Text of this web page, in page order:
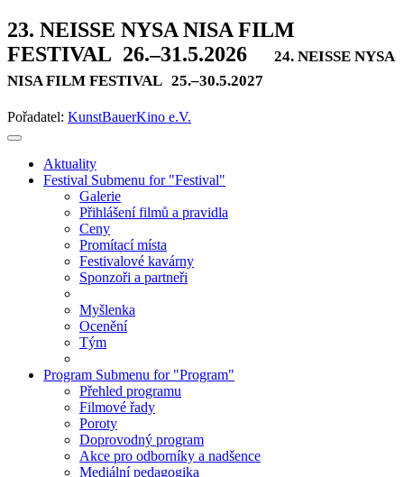
23. NEISSE NYSA NISA FILM
FESTIVAL 26.–31.5.2026
24. NEISSE NYSA
NISA FILM FESTIVAL 25.–30.5.2027
Pořadatel: KunstBauerKino e.V.
Aktuality
Festival Submenu for "Festival"
Galerie
Přihlášení filmů a pravidla
Ceny
Promítací místa
Festivalové kavárny
Sponzoři a partneři
Myšlenka
Ocenění
Tým
Program Submenu for "Program"
Přehled programu
Filmové řady
Poroty
Doprovodný program
Akce pro odborníky a nadšence
Mediální pedagogika